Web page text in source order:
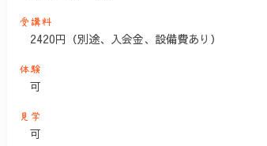
受講料
2420円（別途、入会金、設備費あり）
体験
可
見学
可